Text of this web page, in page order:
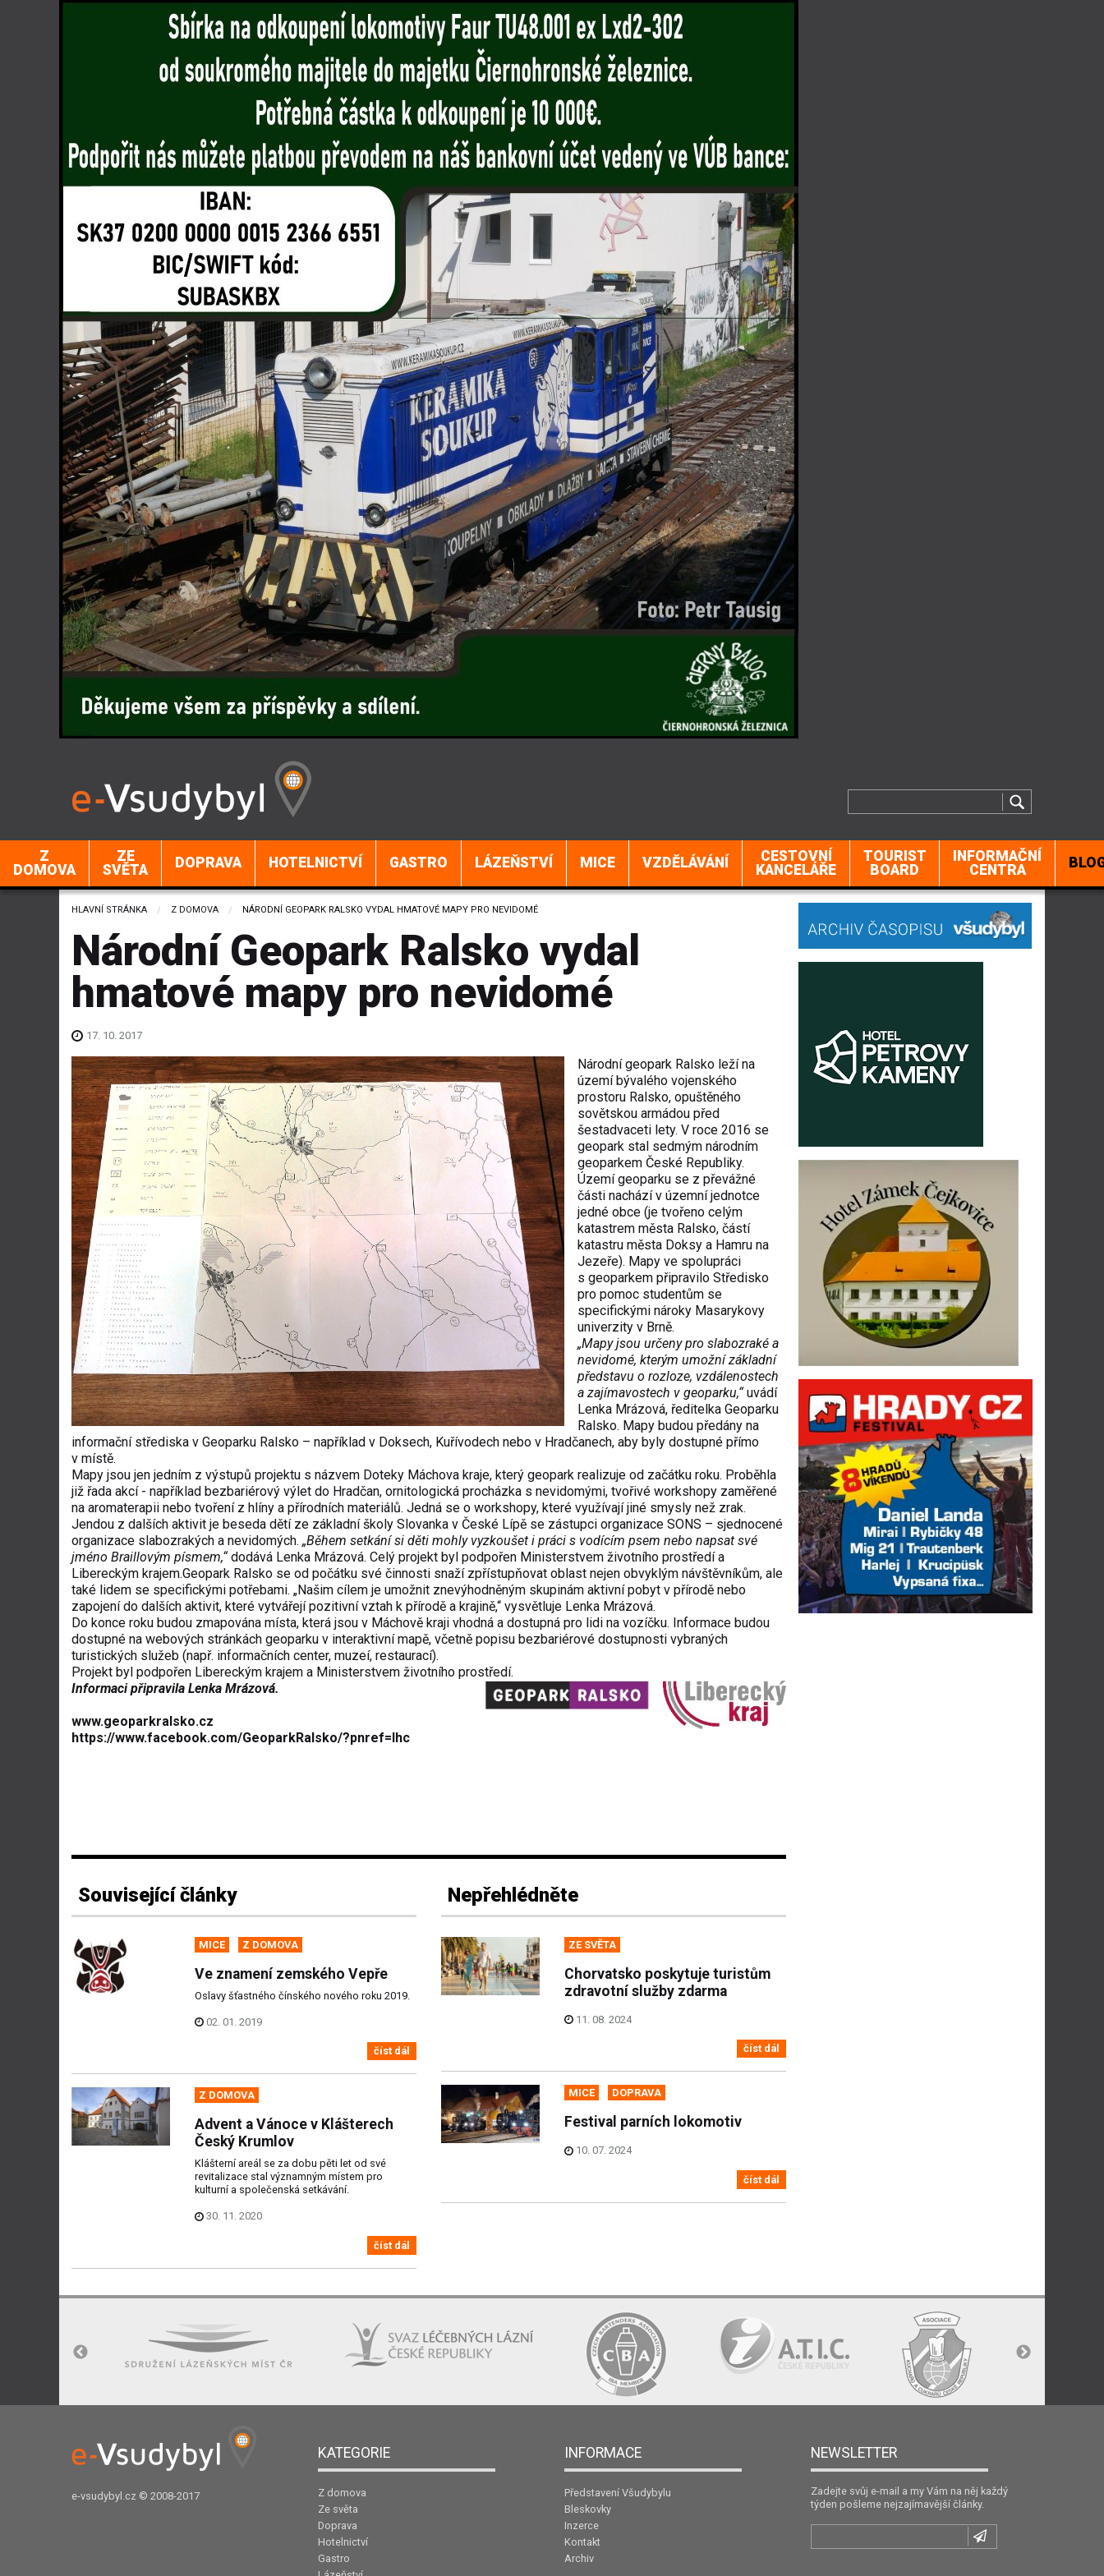
Z
DOMOVA
ZE
SVĚTA
DOPRAVA HOTELNICTVÍ GASTRO LÁZEŇSTVÍ MICE VZDĚLÁVÁNÍ
CESTOVNÍ
KANCELÁŘE
TOURIST
BOARD
INFORMAČNÍ
CENTRA
HLAVNÍ STRÁNKA Z DOMOVA CURRENT:
NÁRODNÍ GEOPARK RALSKO VYDAL HMATOVÉ MAPY PRO NEVIDOMÉ
Národní Geopark Ralsko vydal
hmatové mapy pro nevidomé
17. 10. 2017
Národní geopark Ralsko leží na
území bývalého vojenského
prostoru Ralsko, opuštěného
sovětskou armádou před
šestadvaceti lety. V roce 2016 se
geopark stal sedmým národním
geoparkem České Republiky.
Území geoparku se z převážné
části nachází v územní jednotce
jedné obce (je tvořeno celým
katastrem města Ralsko, částí
katastru města Doksy a Hamru na
Jezeře). Mapy ve spolupráci
s geoparkem připravilo Středisko
pro pomoc studentům se
specifickými nároky Masarykovy
univerzity v Brně.
„Mapy jsou určeny pro slabozraké a
nevidomé, kterým umožní základní
představu o rozloze, vzdálenostech
a zajímavostech v geoparku,“uvádí
Lenka Mrázová, ředitelka Geoparku
Ralsko. Mapy budou předány na
informační střediska v Geoparku Ralsko – například v Doksech, Kuřívodech nebo v Hradčanech, aby byly dostupné přímo
v místě.
Mapy jsou jen jedním z výstupů projektu s názvem Doteky Máchova kraje, který geopark realizuje od začátku roku. Proběhla
již řada akcí - například bezbariérový výlet do Hradčan, ornitologická procházka s nevidomými, tvořivé workshopy zaměřené
na aromaterapii nebo tvoření z hlíny a přírodních materiálů. Jedná se o workshopy, které využívají jiné smysly než zrak.
Jendou z dalších aktivit je beseda dětí ze základní školy Slovanka v České Lípě se zástupci organizace SONS – sjednocené
organizace slabozrakých a nevidomých. „Během setkání si děti mohly vyzkoušet i práci s vodícím psem nebo napsat své
jméno Braillovým písmem,“dodává Lenka Mrázová. Celý projekt byl podpořen Ministerstvem životního prostředí a
Libereckým krajem.Geopark Ralsko se od počátku své činnosti snaží zpřístupňovat oblast nejen obvyklým návštěvníkům, ale
také lidem se specifickými potřebami. „Našim cílem je umožnit znevýhodněným skupinám aktivní pobyt v přírodě nebo
zapojení do dalších aktivit, které vytvářejí pozitivní vztah k přírodě a krajině,“ vysvětluje Lenka Mrázová.
Do konce roku budou zmapována místa, která jsou v Máchově kraji vhodná a dostupná pro lidi na vozíčku. Informace budou
dostupné na webových stránkách geoparku v interaktivní mapě, včetně popisu bezbariérové dostupnosti vybraných
turistických služeb (např. informačních center, muzeí, restaurací).
Projekt byl podpořen Libereckým krajem a Ministerstvem životního prostředí.
Informaci připravila Lenka Mrázová.
www.geoparkralsko.cz
https://www.facebook.com/GeoparkRalsko/?pnref=lhc
Související články
MICE Z DOMOVA
Ve znamení zemského Vepře
Oslavy šťastného čínského nového roku 2019.
02. 01. 2019
číst dál
Z DOMOVA
Advent a Vánoce v Klášterech
Český Krumlov
Klášterní areál se za dobu pěti let od své
revitalizace stal významným místem pro
kulturní a společenská setkávání.
30. 11. 2020
číst dál
Nepřehlédněte
ZE SVĚTA
Chorvatsko poskytuje turistům
zdravotní služby zdarma
11. 08. 2024
číst dál
MICE DOPRAVA
Festival parních lokomotiv
10. 07. 2024
číst dál
e-vsudybyl.cz © 2008-2017
KATEGORIE
Z domova
Ze světa
Doprava
Hotelnictví
Gastro
INFORMACE
Představení Všudybylu
Bleskovky
Inzerce
Kontakt
Archiv
NEWSLETTER
Zadejte svůj e-mail a my Vám na něj každý
týden pošleme nejzajímavější články.